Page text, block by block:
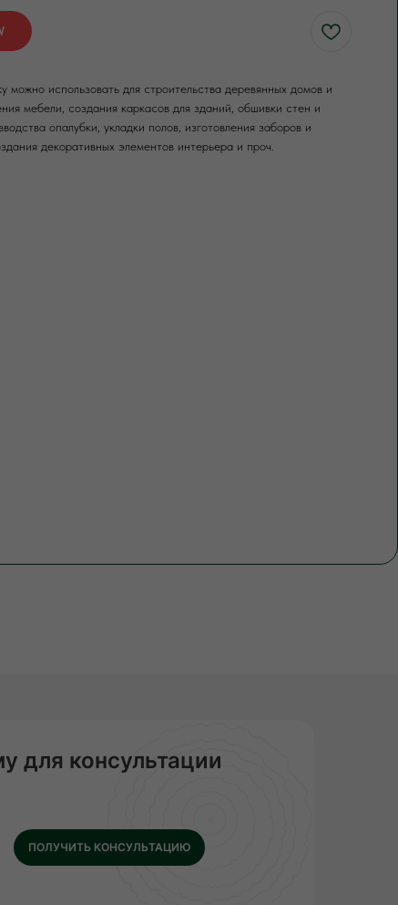
можно использовать для строительства деревянных домов и
мебели, создания каркасов для зданий, обшивки стен и
опалубки, укладки полов, изготовления заборов и
декоративных элементов интерьера и проч.
для консультации
ПОЛУЧИТЬ КОНСУЛЬТАЦИЮ